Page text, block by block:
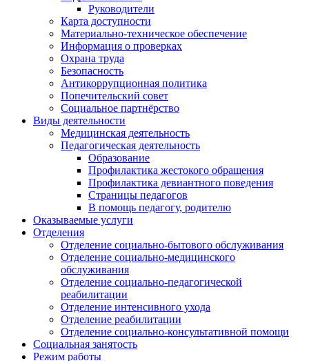
Руководители
Карта доступности
Материально-техническое обеспечение
Информация о проверках
Охрана труда
Безопасность
Антикоррупционная политика
Попечительский совет
Социальное партнёрство
Виды деятельности
Медицинская деятельность
Педагогическая деятельность
Образование
Профилактика жестокого обращения
Профилактика девиантного поведения
Страницы педагогов
В помощь педагогу, родителю
Оказываемые услуги
Отделения
Отделение социально-бытового обслуживания
Отделение социально-медицинского
обслуживания
Отделение социально-педагогической
реабилитации
Отделение интенсивного ухода
Отделение реабилитации
Отделение социально-консультативной помощи
Социальная занятость
Режим работы